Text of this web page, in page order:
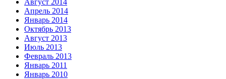
Апрель 2014
Январь 2014
Октябрь 2013
Август 2013
Июль 2013
Февраль 2013
Январь 2011
Январь 2010